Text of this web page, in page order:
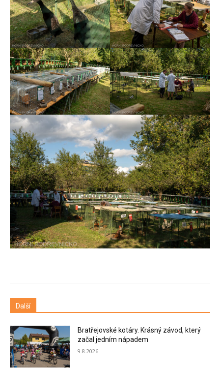
Další
Bratřejovské kotáry. Krásný závod, který
začal jedním nápadem
9.8.2026